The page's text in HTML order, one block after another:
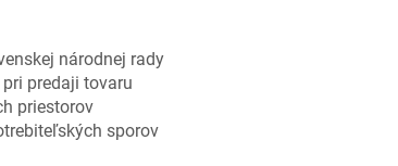
národnej rady
predaji tovaru
priestorov
sporov